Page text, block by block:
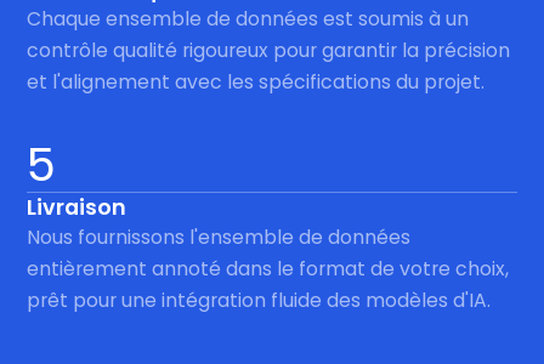
Chaque ensemble de données est soumis à un
contrôle qualité rigoureux pour garantir la précision
et l'alignement avec les spécifications du projet.
5
Livraison
Nous fournissons l'ensemble de données
entièrement annoté dans le format de votre choix,
prêt pour une intégration fluide des modèles d'IA.